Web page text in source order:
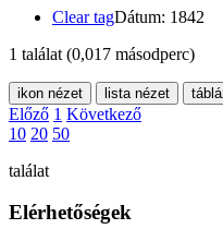
Clear tagDátum: 1842
1 találat (0,017 másodperc)
ikon nézet lista nézet
Előző 1 Következő
10 20 50
találat
Elérhetőségek